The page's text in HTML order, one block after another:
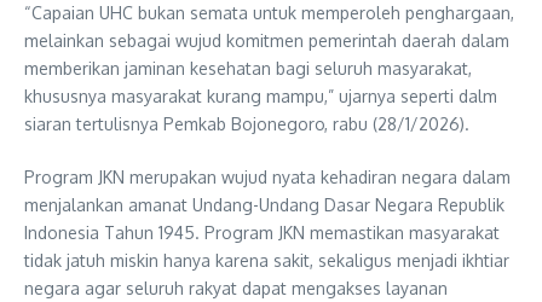
“Capaian UHC bukan semata untuk memperoleh penghargaan,
melainkan sebagai wujud komitmen pemerintah daerah dalam
memberikan jaminan kesehatan bagi seluruh masyarakat,
khususnya masyarakat kurang mampu,” ujarnya seperti dalm
siaran tertulisnya Pemkab Bojonegoro, rabu (28/1/2026).
Program JKN merupakan wujud nyata kehadiran negara dalam
menjalankan amanat Undang-Undang Dasar Negara Republik
Indonesia Tahun 1945. Program JKN memastikan masyarakat
tidak jatuh miskin hanya karena sakit, sekaligus menjadi ikhtiar
negara agar seluruh rakyat dapat mengakses layanan